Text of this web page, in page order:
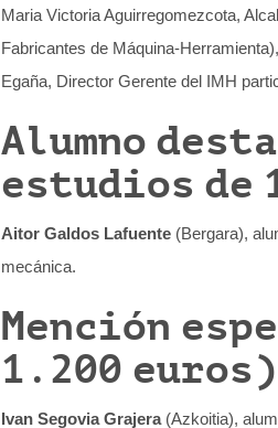
Maria Victoria Aguirregomezcota,
Fabricantes de Máquina-
Egaña, Director Gerente del IMH
Alumno
estudios de
Aitor Galdos Lafuente (Bergara),
mecánica.
Mención
1.200 euros)
Ivan Segovia Grajera(Azkoitia),